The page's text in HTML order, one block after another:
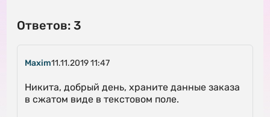
Ответов: 3
Maxim11.11.2019 11:47
Никита, добрый день, храните данные заказа
в сжатом виде в текстовом поле.